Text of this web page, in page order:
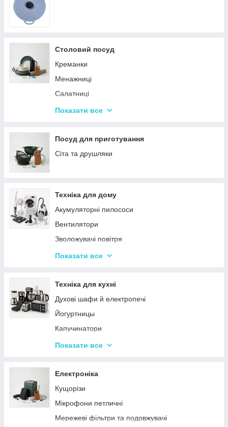
Столовий посуд
Креманки
Менажниці
Салатниці
Сітки та кошики для фрі
Посуд для дітей
Сервізи
Бульйонниці
Тарілки
Показати все
Посуд для приготування
Сіта та друшляки
Техніка для дому
Акумуляторні пилососи
Вентилятори
Зволожувачі повітря
Пральні машинки
Набори для грумінгу
Машинки для видалення ковтунців
Праски
Отпариватели
Пилососи
Показати все
Техніка для кухні
Духові шафи й електропечі
Йогуртницы
Капучинатори
Інша дрібна техніка
Сендвічниці та бутербродниці
Соковичавниці
Мультиварки та скороварки
Міксери
Показати все
Електроніка
Кущорізи
Мікрофони петличні
Мережеві фільтри та подовжувачі